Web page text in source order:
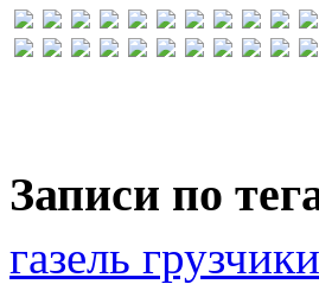
Записи по
газель грузчики